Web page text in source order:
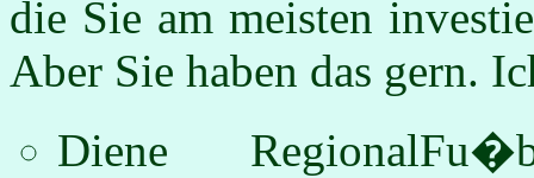
die Sie am meisten
Aber Sie haben das gern.
Diene